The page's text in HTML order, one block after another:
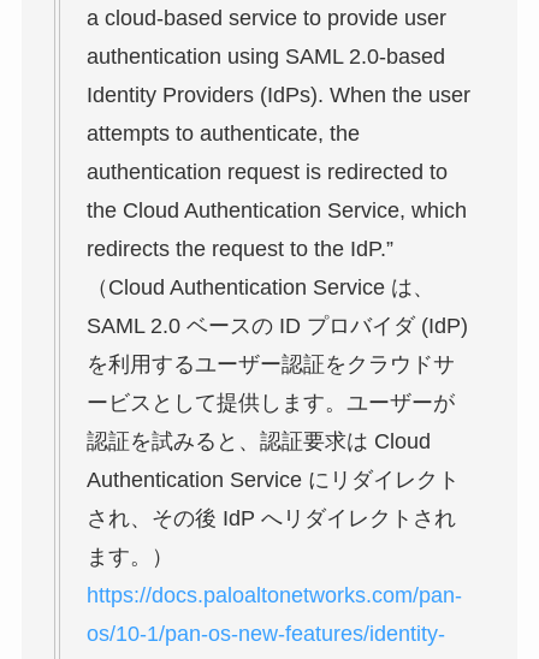
a cloud-based service to provide user
authentication using SAML 2.0-based
Identity Providers (IdPs). When the user
attempts to authenticate, the
authentication request is redirected to
the Cloud Authentication Service, which
redirects the request to the IdP.”
（Cloud Authentication Service は、
SAML 2.0 ベースの ID プロバイダ (IdP)
を利用するユーザー認証をクラウドサ
ービスとして提供します。ユーザーが
認証を試みると、認証要求は Cloud
Authentication Service にリダイレクト
され、その後 IdP へリダイレクトされ
ます。）
https://docs.paloaltonetworks.com/pan-
os/10-1/pan-os-new-features/identity-